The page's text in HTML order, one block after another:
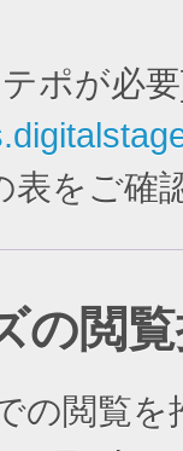
ポが必
表をご確
の閲
の閲覧を